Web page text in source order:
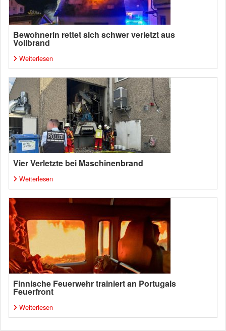
Bewohnerin rettet sich schwer verletzt aus
Vollbrand
Weiterlesen
Vier Verletzte bei Maschinenbrand
Weiterlesen
Finnische Feuerwehr trainiert an Portugals
Feuerfront
Weiterlesen